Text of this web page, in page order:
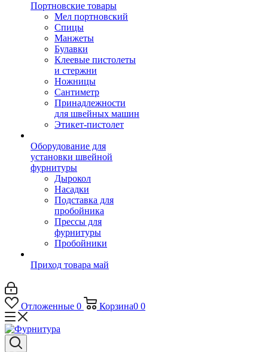
Портновские товары
Мел портновский
Спицы
Манжеты
Булавки
Клеевые пистолеты
и стержни
Ножницы
Сантиметр
Принадлежности
для швейных машин
Этикет-пистолет
Оборудование для
установки швейной
фурнитуры
Дырокол
Насадки
Подставка для
пробойника
Прессы для
фурнитуры
Пробойники
Приход товара май
Отложенные 0 Корзина0 0